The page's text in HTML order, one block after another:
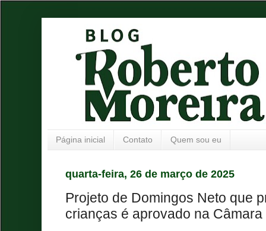
Página inicial Contato Quem sou eu
quarta-feira, 26 de março de 2025
Projeto de Domingos Neto que
crianças é aprovado na Câmara